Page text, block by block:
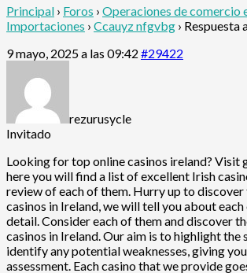
Principal › Foros › Operaciones de comercio
Importaciones › Ccauyz nfgvbg › Respuesta
9 mayo, 2025 a las 09:42 #29422
rezurusycle
Invitado
Looking fortop online casinos ireland? Visit
here you will find a list of excellent Irish
review of each of them. Hurry up to
casinos in Ireland, we will tell you about
detail. Consider each of them and discover
casinos in Ireland. Our aim is to highlight the
identify any potential weaknesses, giving
assessment. Each casino that we provide